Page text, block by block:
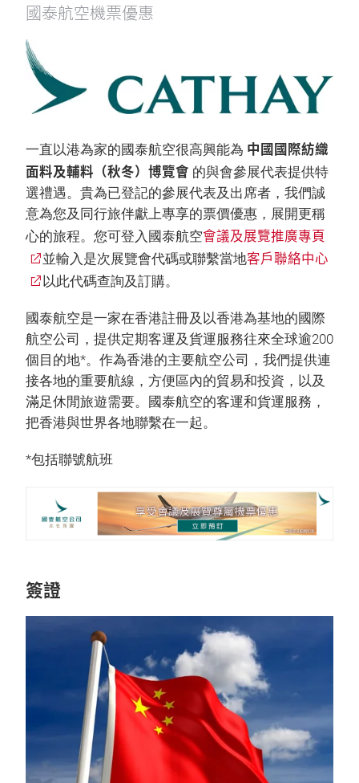
國泰航空機票優惠
一直以港為家的國泰航空很高興能為 中國國際紡織
面料及輔料（秋冬）博覽會 的與會參展代表提供特
選禮遇。貴為已登記的參展代表及出席者，我們誠
意為您及同行旅伴獻上專享的票價優惠，展開更稱
心的旅程。您可登入國泰航空會議及展覽推廣專頁
並輸入是次展覽會代碼或聯繫當地客戶聯絡中心
以此代碼查詢及訂購。
國泰航空是一家在香港註冊及以香港為基地的國際
航空公司，提供定期客運及貨運服務往來全球逾200
個目的地*。作為香港的主要航空公司，我們提供連
接各地的重要航線，方便區內的貿易和投資，以及
滿足休閒旅遊需要。國泰航空的客運和貨運服務，
把香港與世界各地聯繫在一起。
*包括聯號航班
簽證